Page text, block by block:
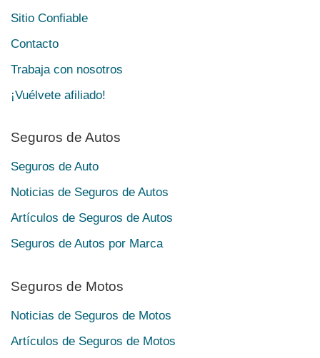
Sitio Confiable
Contacto
Trabaja con nosotros
¡Vuélvete afiliado!
Seguros de Autos
Seguros de Auto
Noticias de Seguros de Autos
Artículos de Seguros de Autos
Seguros de Autos por Marca
Seguros de Motos
Noticias de Seguros de Motos
Artículos de Seguros de Motos